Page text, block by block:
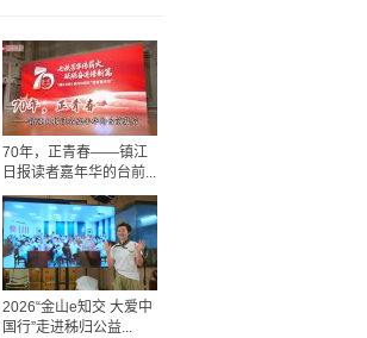
70年，正青春——镇江
日报读者嘉年华的台前...
2026“金山e知交 大爱中
国行”走进秭归公益...